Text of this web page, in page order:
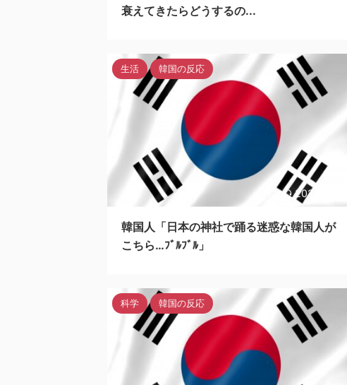
衰えてきたらどうするの...
2023/5/27
生活 韓国の反応
韓国人「日本の神社で踊る迷惑な韓国人が
こちら…ﾌﾞﾙﾌﾞﾙ」
科学 韓国の反応